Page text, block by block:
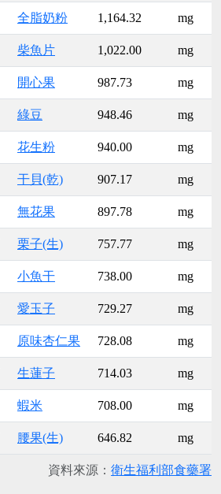
全脂奶粉 1,164.32 mg
柴魚片 1,022.00 mg
開心果 987.73 mg
綠豆 948.46 mg
花生粉 940.00 mg
干貝(乾) 907.17 mg
無花果 897.78 mg
栗子(生) 757.77 mg
小魚干 738.00 mg
愛玉子 729.27 mg
原味杏仁果 728.08 mg
生蓮子 714.03 mg
蝦米 708.00 mg
腰果(生) 646.82 mg
資料來源： 衛生福利部食藥署